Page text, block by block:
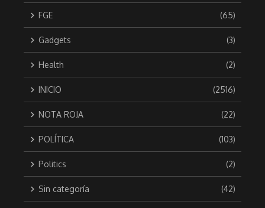
FGE (65)
Gadgets (3)
Health (2)
INICIO (2516)
NOTA ROJA (22)
POLÍTICA (103)
Politics (2)
Sin categoría (42)